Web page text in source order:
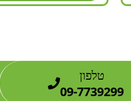
טלפון
09-7739299